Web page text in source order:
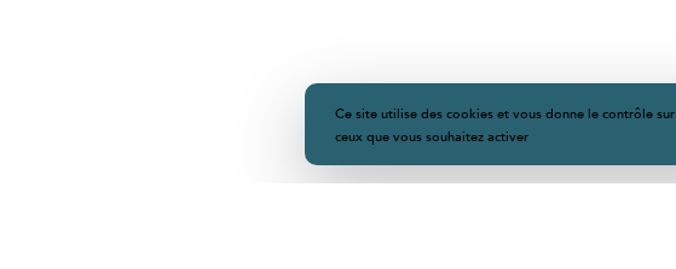
Ce site utilise des cookies et vous donne le contrôle sur
ceux que vous souhaitez activer